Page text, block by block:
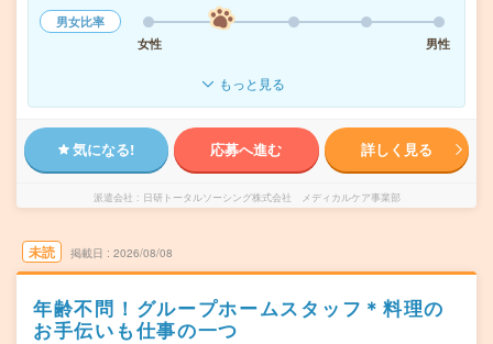
男女比率
女性
男性
もっと見る
気になる! 応募へ進む 詳しく見る
派遣会社 日研トータルソーシング株式会社 メディカルケア事業部
未読 掲載日 2026/08/08
年齢不問！グループホームスタッフ＊料理の
お手伝いも仕事の一つ